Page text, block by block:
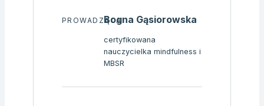
PROWADZĄCABogna Gąsiorowska
certyfikowana
nauczycielka mindfulness i
MBSR